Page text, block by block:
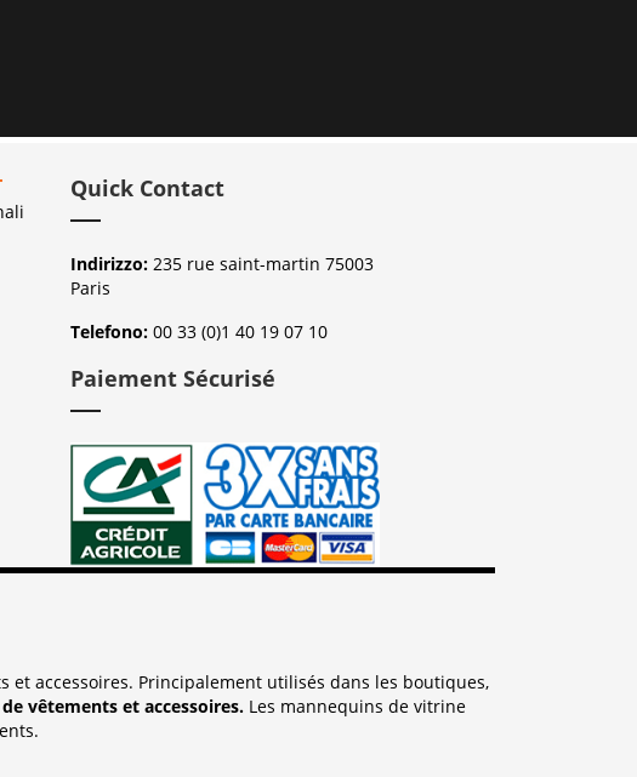
Quick Contact
Indirizzo: 235 rue saint-martin 75003
Paris
Telefono: 00 33 (0)1 40 19 07 10
Paiement Sécurisé
accessoires. Principalement utilisés dans les boutiques,
vêtements et accessoires. Les mannequins de vitrine